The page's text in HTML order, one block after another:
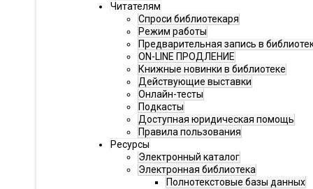
Читателям
Спроси библиотекаря
Режим работы
Предварительная запись в
ON-LINE ПРОДЛЕНИЕ
Книжные новинки в библиотеке
Действующие выставки
Онлайн-тесты
Подкасты
Доступная юридическая помощь
Правила пользования
Ресурсы
Электронный каталог
Электронная библиотека
Полнотекстовые базы данных